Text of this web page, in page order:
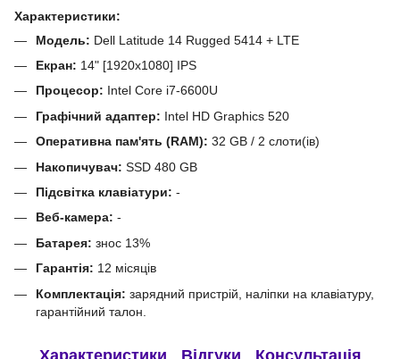
Характеристики:
Модель: Dell Latitude 14 Rugged 5414 + LTE
Екран: 14" [1920x1080] IPS
Процесор: Intel Core i7-6600U
Графічний адаптер: Intel HD Graphics 520
Оперативна пам'ять (RAM): 32 GB / 2 слоти(ів)
Накопичувач: SSD 480 GB
Підсвітка клавіатури: -
Веб-камера: -
Батарея: знос 13%
Гарантія: 12 місяців
Комплектація: зарядний пристрій, наліпки на клавіатуру,
гарантійний талон.